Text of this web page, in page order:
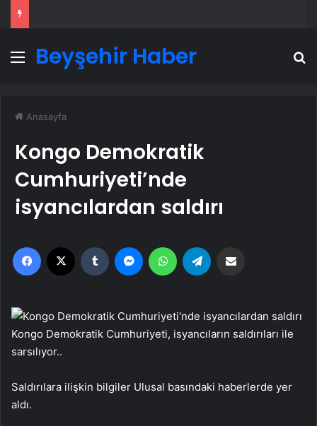
Menü
Beyşehir Haber
Anasayfa
Kongo Demokratik
Cumhuriyeti’nde
isyancılardan saldırı
Facebook Tumblr MessengerWhatsApp
Kongo Demokratik Cumhuriyeti, isyancıların saldırıları ile
sarsılıyor..
Saldırılara ilişkin bilgiler Ulusal basındaki haberlerde yer
aldı.